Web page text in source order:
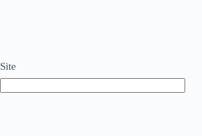
Site